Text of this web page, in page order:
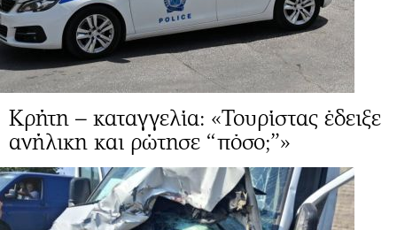
Κρήτη – καταγγελία: «Τουρίστας έδειξε
ανήλικη και ρώτησε “πόσο;”»